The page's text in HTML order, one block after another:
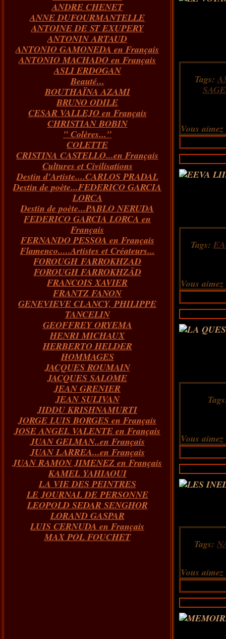
Janvier(60)
Février(68)
Janvier(86)
Mars(65)
Février(70)
Janvier(66)
Avril(76)
Mars(66)
Février(67)
Janvier(73)
Mai(82)
Avril(62)
Mars(66)
Février(55)
Janvier(43)
Juin(84)
Mai(89)
Avril(59)
Mars(73)
Février(54)
Janvier(51)
Juillet(72)
Juin(65)
Mai(97)
Avril(73)
Mars(100)
Février(146)
Janvier(124)
Août(40)
Juillet(31)
Juin(26)
ANDRE CHENET
ANNE DUFOURMANTELLE
ANTOINE DE ST EXUPERY
ANTONIN ARTAUD
ANTONIO GAMONEDA en Français
ANTONIO MACHADO en Français
ASLI ERDOGAN
Beauté...
BOUTHAÏNA AZAMI
BRUNO ODILE
CESAR VALLEJO en Français
CHRISTIAN BOBIN
" Colères..."
COLETTE
CRISTINA CASTELLO...en Français
Cultures et Civilisations
Destin d'Artiste....CARLOS PRADAL
Destin de poète...FEDERICO GARCIA
LORCA
Destin de poète...PABLO NERUDA
FEDERICO GARCIA LORCA en
Français
FERNANDO PESSOA en Français
Flamenco.....Artistes et Créateurs...
FOROUGH FARROKHZAD
FOROUGH FARROKHZÂD
FRANCOIS XAVIER
FRANTZ FANON
GENEVIEVE CLANCY, PHILIPPE
TANCELIN
GEOFFREY ORYEMA
HENRI MICHAUX
HERBERTO HELDER
HOMMAGES
JACQUES ROUMAIN
JACQUES SALOME
JEAN GRENIER
JEAN SULIVAN
JIDDU KRISHNAMURTI
JORGE LUIS BORGES en Français
JOSE ANGEL VALENTE en Français
JUAN GELMAN..en Français
JUAN LARREA...en Français
JUAN RAMON JIMENEZ en Français
KAMEL YAHIAOUI
LA VIE DES PEINTRES
LE JOURNAL DE PERSONNE
LEOPOLD SEDAR SENGHOR
LORAND GASPAR
LUIS CERNUDA en Français
MAX POL FOUCHET
Tags:
Vous aimez
Tags:
Vous aimez
Vous aimez
Tags:
Vous aimez